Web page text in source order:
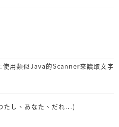
用類似Java的Scanner來讀取文字
たし、あなた、だれ...)